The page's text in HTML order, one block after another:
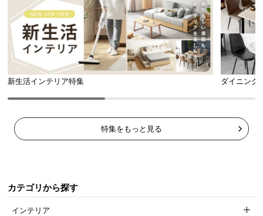
新生活インテリア特集 ダイニング
特集をもっと見る
カテゴリから探す
インテリア